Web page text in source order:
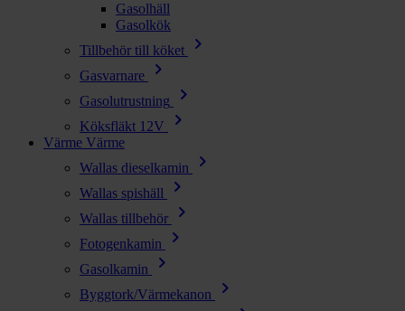
Gasolhäll
Gasolkök
Tillbehör till köket
chevron_right
Gasvarnare chevron_right
Gasolutrustning chevron_right
Köksfläkt 12V chevron_right
Värme Värme
Wallas dieselkamin
chevron_right
Wallas spishäll chevron_right
Wallas tillbehör chevron_right
Fotogenkamin chevron_right
Gasolkamin chevron_right
Byggtork/Värmekanon chevron_right